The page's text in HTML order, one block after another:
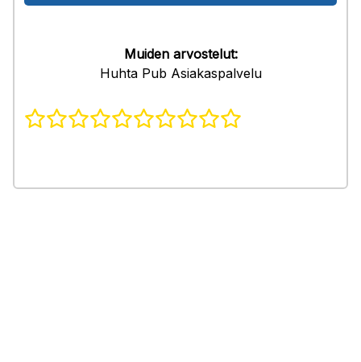
Muiden arvostelut:
Huhta Pub Asiakaspalvelu